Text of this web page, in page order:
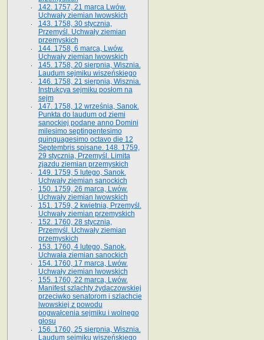
142. 1757, 21 marca Lwów.
Uchwały ziemian lwowskich
143. 1758, 30 stycznia,
Przemyśl. Uchwały ziemian
przemyskich
144. 1758, 6 marca, Lwów.
Uchwały ziemian lwowskich
145. 1758, 20 sierpnia, Wisznia.
Laudum sejmiku wiszeńskiego
146. 1758, 21 sierpnia, Wisznia.
Instrukcya sejmiku posłom na
sejm
147. 1758, 12 września, Sanok.
Punkta do laudum od ziemi
sanockiej podane anno Domini
milesimo septingentesimo
quinquagesimo octavo die 12
Septembris spisane. 148. 1759,
29 stycznia, Przemyśl. Limita
zjazdu ziemian przemyskich
149. 1759, 5 lutego, Sanok.
Uchwały ziemian sanockich
150. 1759, 26 marca, Lwów.
Uchwały ziemian lwowskich
151. 1759, 2 kwietnia, Przemyśl.
Uchwały ziemian przemyskich
152. 1760, 28 stycznia,
Przemyśl. Uchwały ziemian
przemyskich
153. 1760, 4 lutego, Sanok.
Uchwała ziemian sanockich
154. 1760, 17 marca, Lwów.
Uchwały ziemian lwowskich
155. 1760, 22 marca, Lwów.
Manifest szlachty żydaczowskiej
przeciwko senatorom i szlachcie
lwowskiej z po­wodu
pogwałcenia sejmiku i wolnego
głosu
156. 1760, 25 sierpnia, Wisznia.
Laudum sejmiku wiszeńskiego